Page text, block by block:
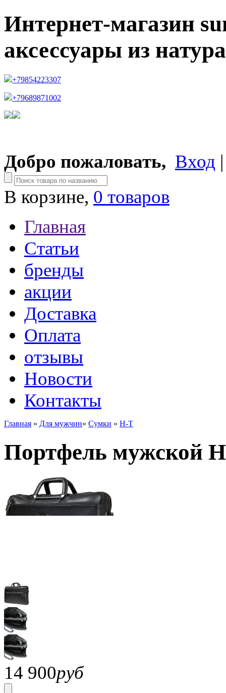
Интернет-магазин
аксессуары из
+79854223307
+79689871002
Добро пожаловать, Вход
В корзине, 0 товаров
Главная
Статьи
бренды
акции
Доставка
Оплата
отзывы
Новости
Контакты
Главная » Для мужчин» Сумки » H-T
Портфель мужской
14 900руб